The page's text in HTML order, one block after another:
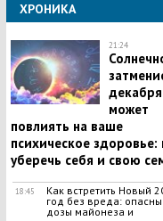
ХРОНИКА
21:24
декабря
может
повлиять на ваше
психическое здоровье:
уберечь себя и свою
18:45
Как встретить Новый
год без вреда:
дозы майонеза и